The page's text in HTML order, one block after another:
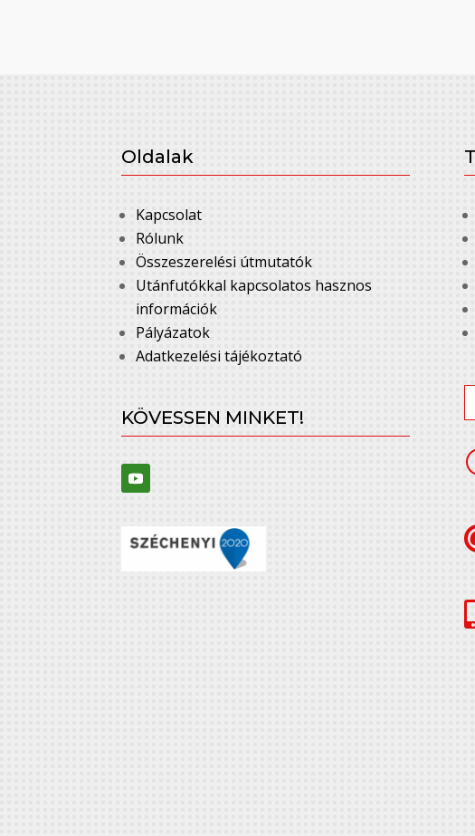
Oldalak
Kapcsolat
Rólunk
Összeszerelési útmutatók
Utánfutókkal kapcsolatos hasznos
információk
Pályázatok
Adatkezelési tájékoztató
KÖVESSEN MINKET!